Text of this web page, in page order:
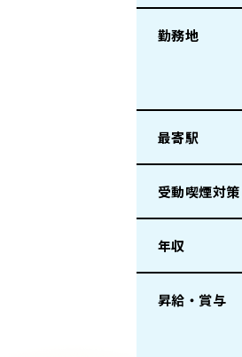
勤務地
最寄駅
受動喫煙対策
年収
昇給・賞与